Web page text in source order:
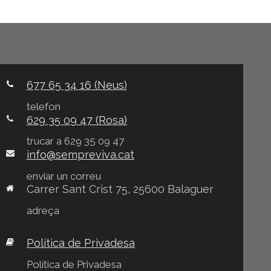
677 65 34 16 (Neus)
telefon
629 35 09 47 (Rosa)
trucar a 629 35 09 47
info@sempreviva.cat
enviar un correu
Carrer Sant Crist 75, 25600 Balaguer
adreça
Política de Privadesa
Política de Privadesa